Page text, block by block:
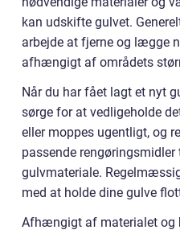
kan udskifte gulvet.
arbejde at fjerne og lægge
afhængigt af områdets
Når du har fået lagt et nyt
sørge for at vedligeholde
eller moppes ugentligt, og
passende
gulvmateriale.
med at holde dine gulve
Afhængigt af materialet og